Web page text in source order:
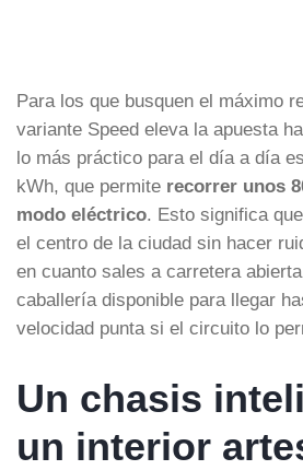
Para los que busquen el máximo
variante Speed eleva la apuesta
lo más práctico para el día a día
kWh, que permite recorrer unos
modo eléctrico. Esto significa
el centro de la ciudad sin hacer
en cuanto sales a carretera
caballería disponible para llegar
velocidad punta si el circuito lo
Un chasis
un interior